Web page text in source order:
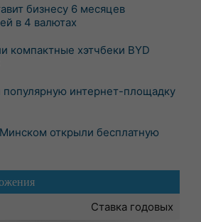
бизнесу 6 месяцев
в 4 валютах
компактные хэтчбеки BYD
популярную интернет-площадку
открыли бесплатную
Ставка годовых